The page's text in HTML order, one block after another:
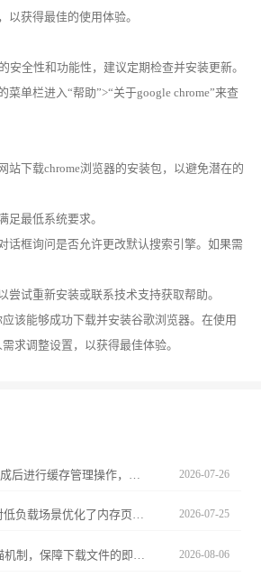
以获得最佳的使用体验。
安全性和功能性，建议定期检查并安装更新。
菜单栏进入“帮助”>“关于google chrome”来查
站下载chrome浏览器的安装包，以避免潜在的
足最低系统要求。
话框询问是否允许更改默认搜索引擎。如果需
尝试重新安装或联系技术支持获取帮助。
该能够成功下载并安装谷歌浏览器。在使用
求调整设置，以获得最佳体验。
谷歌浏览器支持下载完成后进行缓存管理操作，提升网页加载速度。帮助用户优化浏览器性能和使用体验。 2026-07-26
Chrome最新稳定版针对低负载场景优化了内存页表调度机制，显著提升运行稳健度。本资源治理分析揭示内核级的性能压缩逻辑，为您提供针对老旧硬件的适配与运行策略。 2026-07-25
2026-08-06